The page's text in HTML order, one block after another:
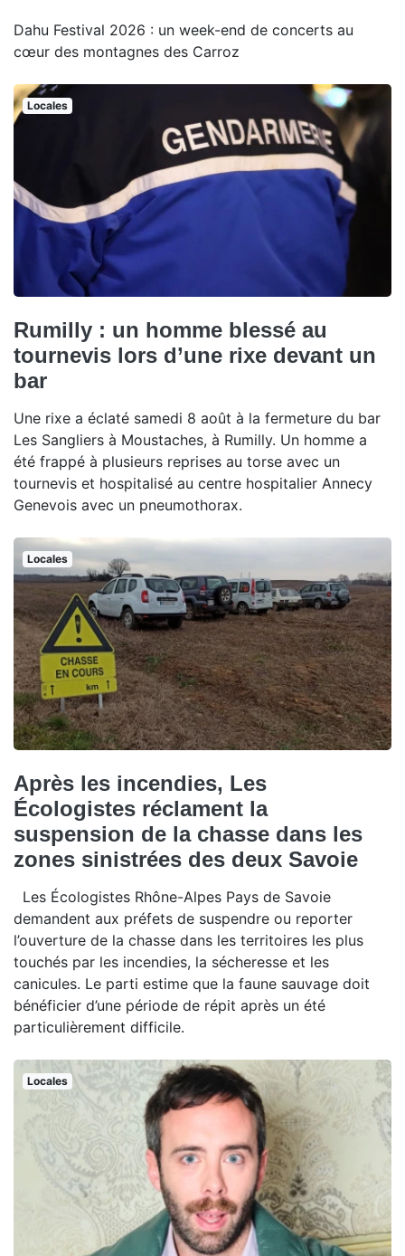
Dahu Festival 2026 : un week-end de concerts au
cœur des montagnes des Carroz
Locales
Rumilly : un homme blessé au
tournevis lors d’une rixe devant un
bar
Une rixe a éclaté samedi 8 août à la fermeture du bar
Les Sangliers à Moustaches, à Rumilly. Un homme a
été frappé à plusieurs reprises au torse avec un
tournevis et hospitalisé au centre hospitalier Annecy
Genevois avec un pneumothorax.
Locales
Après les incendies, Les
Écologistes réclament la
suspension de la chasse dans les
zones sinistrées des deux Savoie
Les Écologistes Rhône-Alpes Pays de Savoie
demandent aux préfets de suspendre ou reporter
l’ouverture de la chasse dans les territoires les plus
touchés par les incendies, la sécheresse et les
canicules. Le parti estime que la faune sauvage doit
bénéficier d’une période de répit après un été
particulièrement difficile.
Locales